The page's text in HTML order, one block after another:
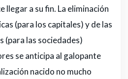
llegar a su fin. La eliminación
(para los capitales) y de las
(para las sociedades)
se anticipa al galopante
nacido no mucho